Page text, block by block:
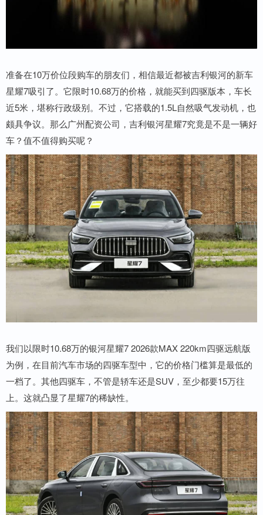
准备在10万价位段购车的朋友们，相信最近都被吉利银河的新车
星耀7吸引了。它限时10.68万的价格，就能买到四驱版本，车长
近5米，堪称行政级别。不过，它搭载的1.5L自然吸气发动机，也
颇具争议。那么广州配资公司，吉利银河星耀7究竟是不是一辆好
车？值不值得购买呢？
我们以限时10.68万的银河星耀7 2026款MAX 220km四驱远航版
为例，在目前汽车市场的四驱车型中，它的价格门槛算是最低的
一档了。其他四驱车，不管是轿车还是SUV，至少都要15万往
上。这就凸显了星耀7的稀缺性。